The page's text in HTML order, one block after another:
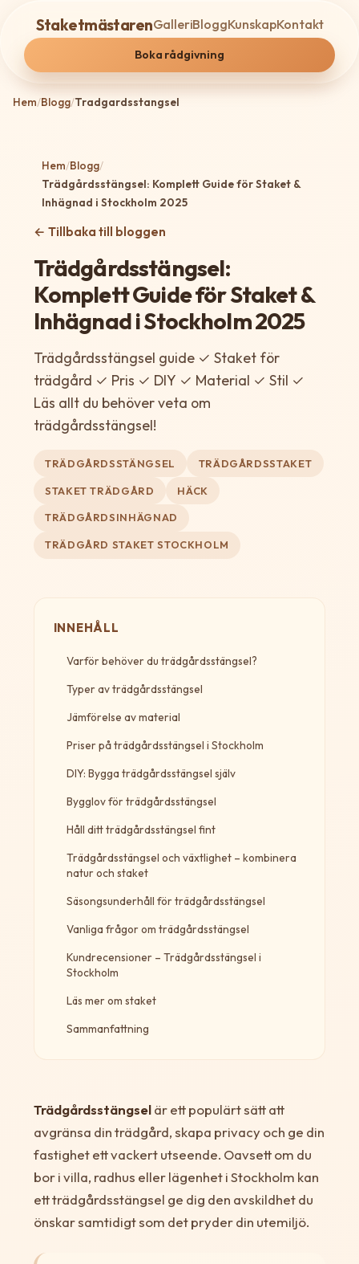
StaketmästarenGalleriBloggKunskapKontakt
Boka rådgivning
Hem/Blogg/Tradgardsstangsel
Hem/Blogg/
Trädgårdsstängsel: Komplett Guide för Staket &
Inhägnad i Stockholm 2025
← Tillbaka till bloggen
Trädgårdsstängsel:
Komplett Guide för Staket &
Inhägnad i Stockholm 2025
Trädgårdsstängsel guide ✓ Staket för
trädgård ✓ Pris ✓ DIY ✓ Material ✓ Stil ✓
Läs allt du behöver veta om
trädgårdsstängsel!
TRÄDGÅRDSSTÄNGSEL TRÄDGÅRDSSTAKET
STAKET TRÄDGÅRD HÄCK
TRÄDGÅRDSINHÄGNAD
TRÄDGÅRD STAKET STOCKHOLM
INNEHÅLL
Varför behöver du trädgårdsstängsel?
Typer av trädgårdsstängsel
Jämförelse av material
Priser på trädgårdsstängsel i Stockholm
DIY: Bygga trädgårdsstängsel själv
Bygglov för trädgårdsstängsel
Håll ditt trädgårdsstängsel fint
Trädgårdsstängsel och växtlighet – kombinera
natur och staket
Säsongsunderhåll för trädgårdsstängsel
Vanliga frågor om trädgårdsstängsel
Kundrecensioner – Trädgårdsstängsel i
Stockholm
Läs mer om staket
Sammanfattning
Trädgårdsstängselär ett populärt sätt att
avgränsa din trädgård, skapa privacy och ge din
fastighet ett vackert utseende. Oavsett om du
bor i villa, radhus eller lägenhet i Stockholm kan
ett trädgårdsstängsel ge dig den avskildhet du
önskar samtidigt som det pryder din utemiljö.